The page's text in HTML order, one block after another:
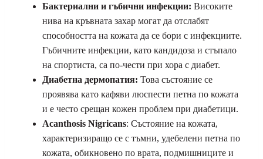
Бактериални и гъбични инфекции: Високите
нива на кръвната захар могат да отслабят
способността на кожата да се бори с инфекциите.
Гъбичните инфекции, като кандидоза и стъпало
на спортиста, са по-чести при хора с диабет.
Диабетна дермопатия: Това състояние се
проявява като кафяви люспести петна по кожата
и е често срещан кожен проблем при диабетици.
Acanthosis Nigricans: Състояние на кожата,
характеризиращо се с тъмни, удебелени петна по
кожата, обикновено по врата, подмишниците и